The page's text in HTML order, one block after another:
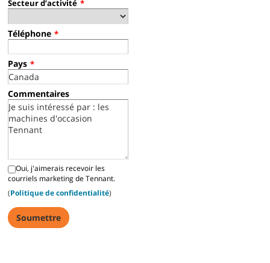
Secteur d’activité *
Téléphone *
Pays *
Commentaires
Oui, j'aimerais recevoir les
courriels marketing de Tennant.
(Politique de confidentialité)